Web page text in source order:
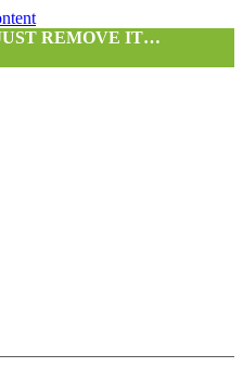
REMOVE IT…